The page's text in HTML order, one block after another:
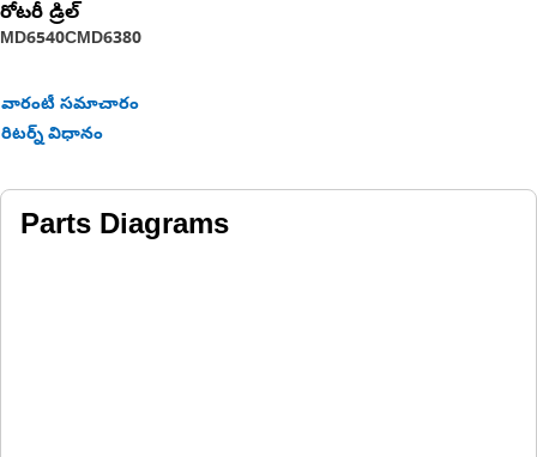
రోటరీ డ్రిల్
MD6540CMD6380
వారంటీ సమాచారం
రిటర్న్ విధానం
Parts Diagrams